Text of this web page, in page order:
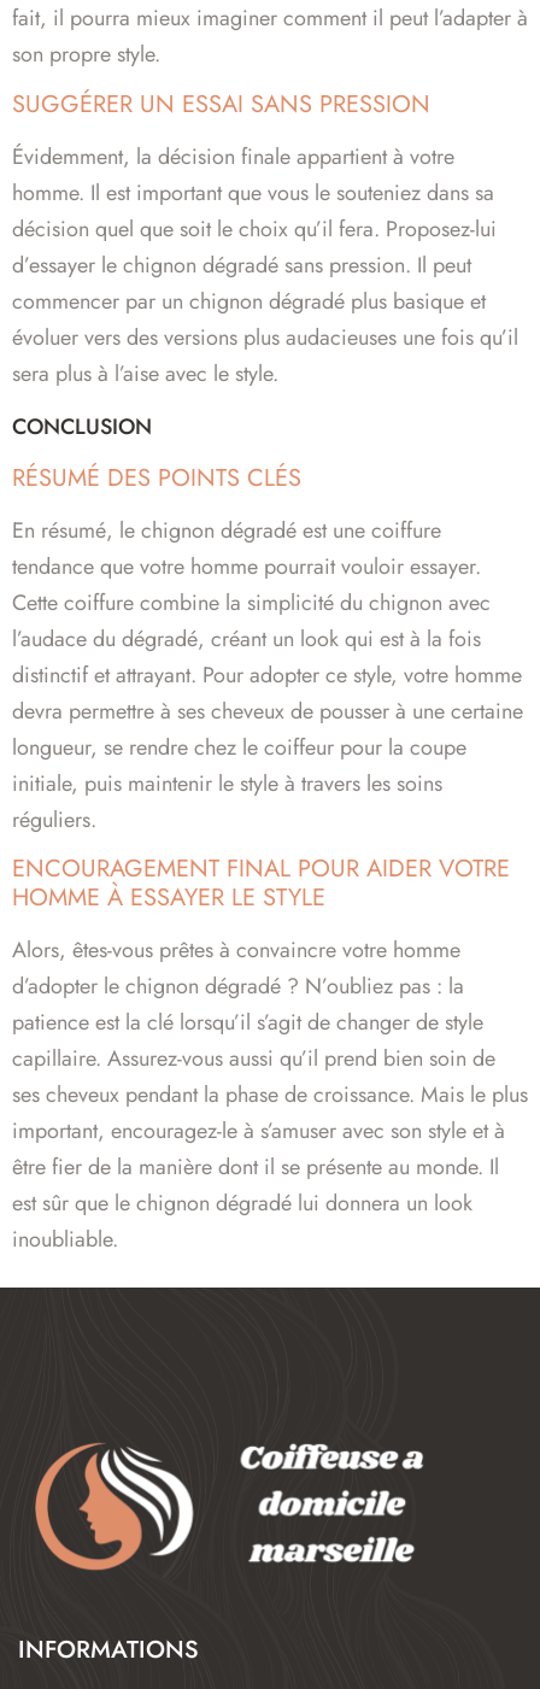
fait, il pourra mieux imaginer comment il peut l’adapter à
son propre style.
SUGGÉRER UN ESSAI SANS PRESSION
Évidemment, la décision finale appartient à votre
homme. Il est important que vous le souteniez dans sa
décision quel que soit le choix qu’il fera. Proposez-lui
d’essayer le chignon dégradé sans pression. Il peut
commencer par un chignon dégradé plus basique et
évoluer vers des versions plus audacieuses une fois qu’il
sera plus à l’aise avec le style.
CONCLUSION
RÉSUMÉ DES POINTS CLÉS
En résumé, le chignon dégradé est une coiffure
tendance que votre homme pourrait vouloir essayer.
Cette coiffure combine la simplicité du chignon avec
l’audace du dégradé, créant un look qui est à la fois
distinctif et attrayant. Pour adopter ce style, votre homme
devra permettre à ses cheveux de pousser à une certaine
longueur, se rendre chez le coiffeur pour la coupe
initiale, puis maintenir le style à travers les soins
réguliers.
ENCOURAGEMENT FINAL POUR AIDER VOTRE
HOMME À ESSAYER LE STYLE
Alors, êtes-vous prêtes à convaincre votre homme
d’adopter le chignon dégradé ? N’oubliez pas : la
patience est la clé lorsqu’il s’agit de changer de style
capillaire. Assurez-vous aussi qu’il prend bien soin de
ses cheveux pendant la phase de croissance. Mais le plus
important, encouragez-le à s’amuser avec son style et à
être fier de la manière dont il se présente au monde. Il
est sûr que le chignon dégradé lui donnera un look
inoubliable.
INFORMATIONS